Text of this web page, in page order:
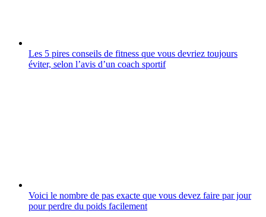
Les 5 pires conseils de fitness que vous devriez toujours
éviter, selon l’avis d’un coach sportif
Voici le nombre de pas exacte que vous devez faire par jour
pour perdre du poids facilement